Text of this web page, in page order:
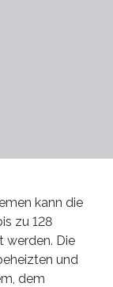
kann die
zu 128
werden. Die
und
dem